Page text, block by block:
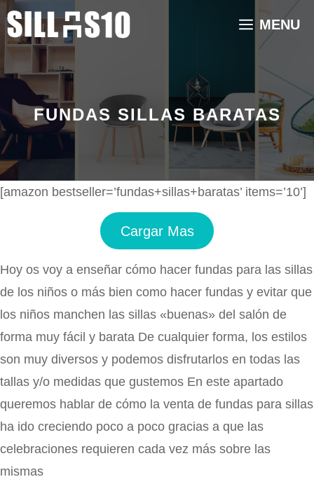
Saltar
al
contenido
MENU
FUNDAS SILLAS BARATAS
[amazon bestseller=’fundas+sillas+baratas’ items=’10’]
Cargar Mas
Hoy os voy a enseñar cómo hacer fundas para las sillas
de los niños o más bien como hacer fundas y evitar que
los niños manchen las sillas «buenas» del salón de
forma muy fácil y barata De cualquier forma, los estilos
son muy diversos y podemos disfrutarlos en todas las
tallas y/o medidas que gustemos En este apartado
queremos hablar de cómo la venta de fundas para sillas
ha ido creciendo poco a poco gracias a que las
celebraciones requieren cada vez más sobre las
mismas